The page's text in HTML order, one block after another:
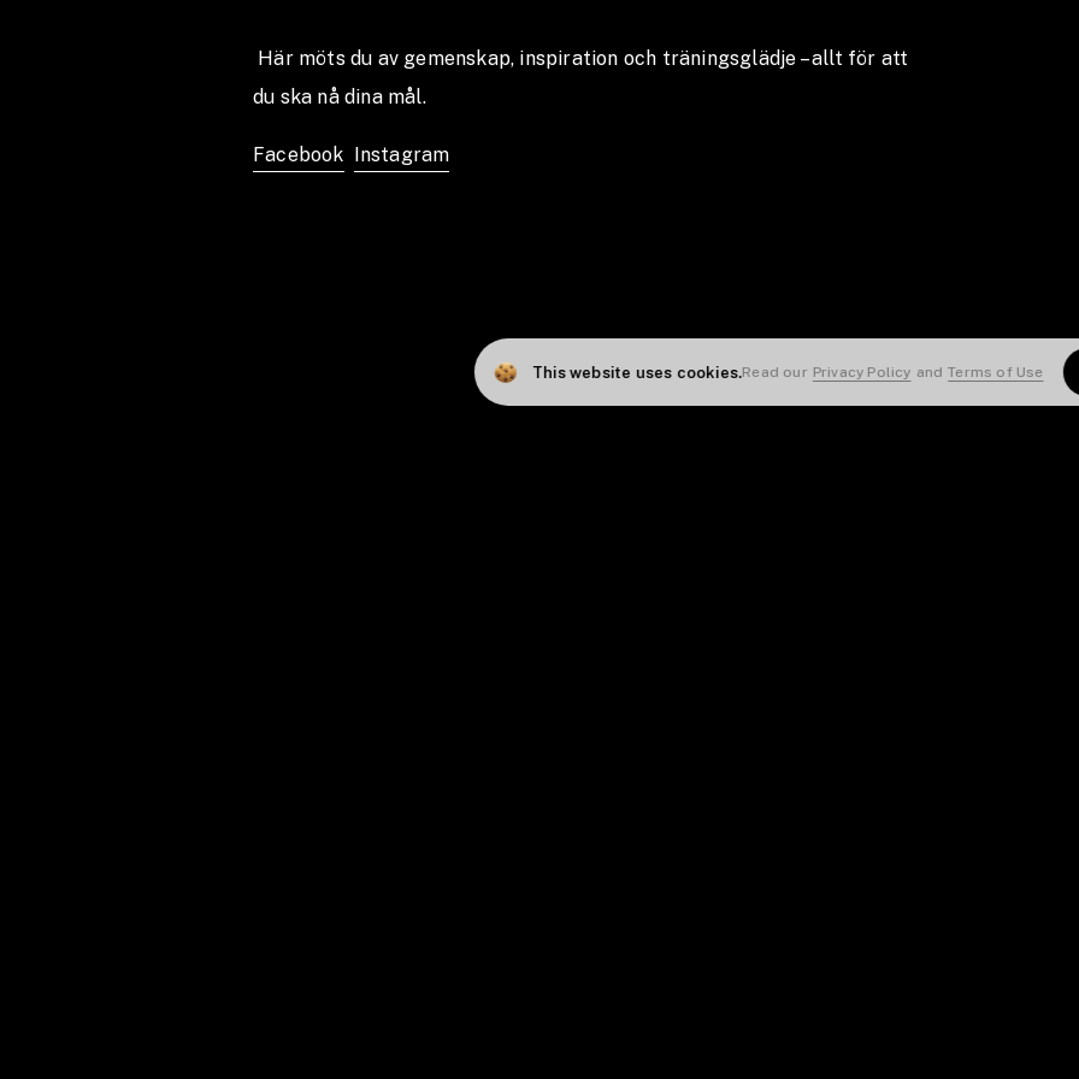
du ska nå dina mål.
Facebook Instagram
This website uses cookies.Read our Privacy Policy and Terms of Use